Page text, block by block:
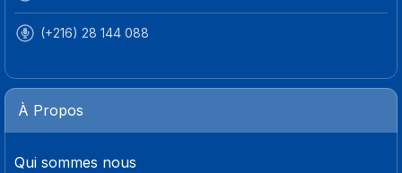
(+216) 28 144 088
À Propos
Qui sommes nous